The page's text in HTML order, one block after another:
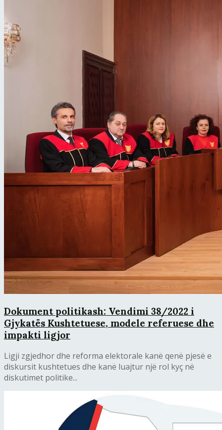
Dokument politikash: Vendimi 38/2022 i
Gjykatës Kushtetuese, modele referuese dhe
impakti ligjor
Ligji zgjedhor dhe reforma elektorale kanë qenë pjesë e
diskursit kushtetues dhe kanë luajtur një rol kyç në
diskutimet politike...